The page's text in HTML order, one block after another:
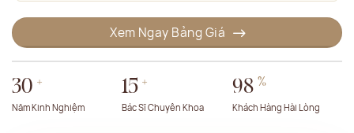
Xem Ngay Bảng Giá
30 +
Năm Kinh Nghiệm
15 +
Bác Sĩ Chuyên Khoa
98 %
Khách Hàng Hài Lòng